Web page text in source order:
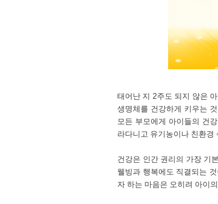
태어난 지 2주도 되지 않은
생명체를 건강하게 키우는
모든 부모에게 아이들의 건
라다니고 유기농이나 친환경
건강은 인간 권리의 가장 기
웰빙과 행복에도 직결되는
자 하는 마음은 오히려 아이